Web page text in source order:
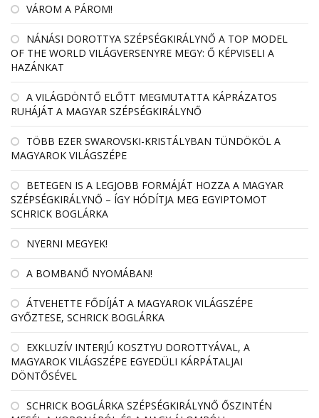
VÁROM A PÁROM!
NÁNÁSI DOROTTYA SZÉPSÉGKIRÁLYNŐ A TOP MODEL
OF THE WORLD VILÁGVERSENYRE MEGY: Ő KÉPVISELI A
HAZÁNKAT
A VILÁGDÖNTŐ ELŐTT MEGMUTATTA KÁPRÁZATOS
RUHÁJÁT A MAGYAR SZÉPSÉGKIRÁLYNŐ
TÖBB EZER SWAROVSKI-KRISTÁLYBAN TÜNDÖKÖL A
MAGYAROK VILÁGSZÉPE
BETEGEN IS A LEGJOBB FORMÁJÁT HOZZA A MAGYAR
SZÉPSÉGKIRÁLYNŐ – ÍGY HÓDÍTJA MEG EGYIPTOMOT
SCHRICK BOGLÁRKA
NYERNI MEGYEK!
A BOMBANŐ NYOMÁBAN!
ÁTVEHETTE FŐDÍJÁT A MAGYAROK VILÁGSZÉPE
GYŐZTESE, SCHRICK BOGLÁRKA
EXKLUZÍV INTERJÚ KOSZTYU DOROTTYÁVAL, A
MAGYAROK VILÁGSZÉPE EGYEDÜLI KÁRPÁTALJAI
DÖNTŐSÉVEL
SCHRICK BOGLÁRKA SZÉPSÉGKIRÁLYNŐ ŐSZINTÉN